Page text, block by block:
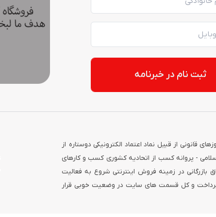
ثبت نام در خبرنامه
از ابتدای سال ۱۳۹۵ و با دریافت تمامی مجوزهای قانونی از قبیل نماد اعتماد الکترونیکی دوستاره از
- پروانه کسب از اتحادیه کشوری کسب و کارهای
بازرگانی در زمینه فروش اینترنتی شروع به فعالیت
پرداخت و کل قسمت های سایت در وضعیت خوبی قرار